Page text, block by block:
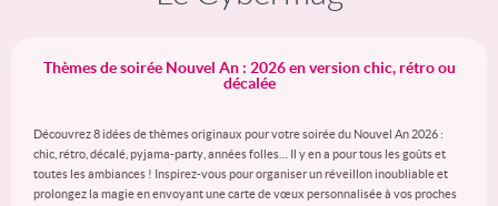
Thèmes de soirée Nouvel An : 2026 en version chic, rétro ou
décalée
Découvrez 8 idées de thèmes originaux pour votre soirée du Nouvel An 2026 :
chic, rétro, décalé, pyjama-party, années folles… Il y en a pour tous les goûts et
toutes les ambiances ! Inspirez-vous pour organiser un réveillon inoubliable et
prolongez la magie en envoyant une carte de vœux personnalisée à vos proches